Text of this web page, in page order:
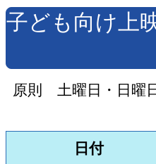
子ども向け上
原則 土曜日・日曜
日付